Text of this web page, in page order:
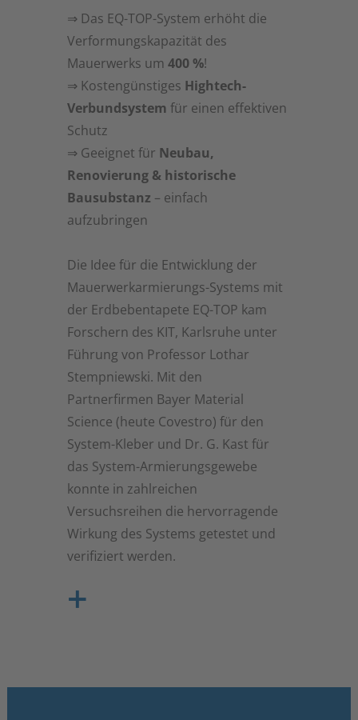
rissvermeidende Eigenschaften bei
einem Gewicht von lediglich 12 kg/m²
und 8 mm Systemdicke. Der spezielle
Mix aus High-Tech-Garnen und
Faserrichtungen von 0°, 90° und +
-60° zusammen mit der speziell
entwickelten Beschichtung machen
diese zu einem einzigartigen textilen
Verstärkungssystem. Durch
Erdbeben hervorgerufene
Spannungen im Mauerwerk werden
aufgenommen. Dies gibt Sicherheit
für Schulen, Krankenhäuser und
weitere öffentliche sowie
strategische Gebäude. Das System
bietet auch eine Lösung für den Fall
der Nutzungsänderung eines
Gebäudes oder bei Änderungen von
Baugesetzen.
⇒ Das EQ-TOP-System erhöht die
Verformungskapazität des
Mauerwerks um 400 %!
⇒ Kostengünstiges Hightech-
Verbundsystem für einen effektiven
Schutz
⇒ Geeignet für Neubau,
Renovierung & historische
Bausubstanz – einfach
aufzubringen
Die Idee für die Entwicklung der
Mauerwerkarmierungs-Systems mit
der Erdbebentapete EQ-TOP kam
Forschern des KIT, Karlsruhe unter
Führung von Professor Lothar
Stempniewski. Mit den
Partnerfirmen Bayer Material
Science (heute Covestro) für den
System-Kleber und Dr. G. Kast für
das System-Armierungsgewebe
konnte in zahlreichen
Versuchsreihen die hervorragende
Wirkung des Systems getestet und
verifiziert werden.
+
einer Erdbebenbelastung oft große